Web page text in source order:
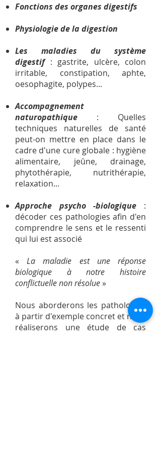
Fonctions des organes digestifs
Physiologie de la digestion
Les maladies du système
digestif: gastrite, ulcère, colon
irritable, constipation, aphte,
oesophagite, polypes...
Accompagnement
naturopathique : Quelles
techniques naturelles de santé
peut-on mettre en place dans le
cadre d'une cure globale : hygiène
alimentaire, jeûne, drainage,
phytothérapie, nutrithérapie,
relaxation...
Approche psycho -biologique :
décoder ces pathologies afin d'en
comprendre le sens et le ressenti
qui lui est associé
« La maladie est une réponse
biologique à notre histoire
conflictuelle non résolue»
Nous aborderons les pathologies
à partir d'exemple concret et nous
réaliserons une étude de cas